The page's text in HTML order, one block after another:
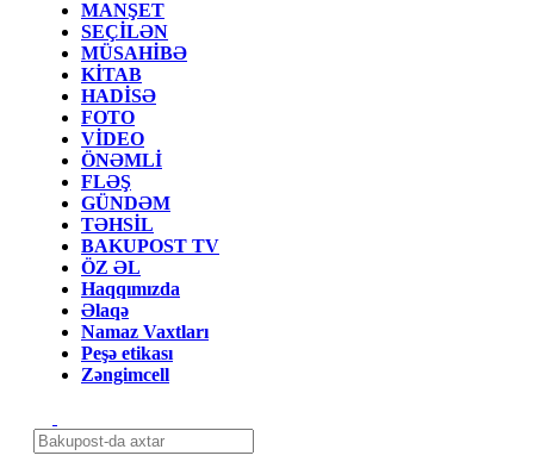
MANŞET
SEÇİLƏN
MÜSAHİBƏ
KİTAB
HADİSƏ
FOTO
VİDEO
ÖNƏMLİ
FLƏŞ
GÜNDƏM
TƏHSİL
BAKUPOST TV
ÖZ ƏL
Haqqımızda
Əlaqə
Namaz Vaxtları
Peşə etikası
Zəngimcell